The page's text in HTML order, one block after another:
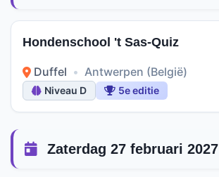
Hondenschool 't Sas-Quiz
Duffel • Antwerpen (België)
Niveau D 5e editie
Zaterdag 27 februari 2027